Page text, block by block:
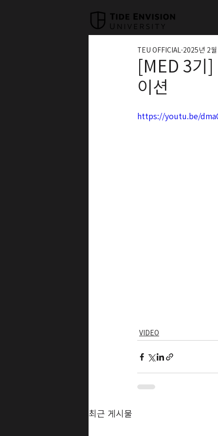
[MED 3기
이션
TEU OFFICIAL 2025년 2월
https://youtu.be/
VIDEO
최근 게시물